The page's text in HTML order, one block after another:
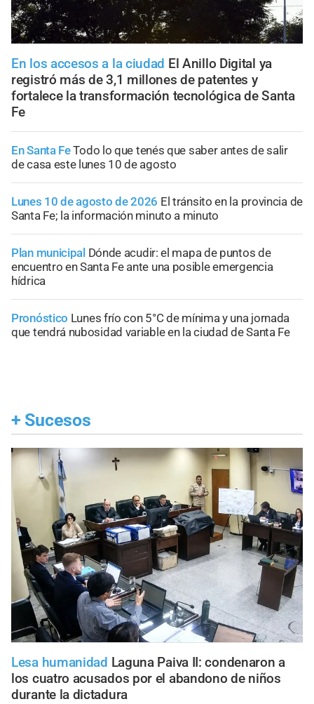
En los accesos a la ciudad El Anillo Digital ya
registró más de 3,1 millones de patentes y
fortalece la transformación tecnológica de Santa
Fe
En Santa FeTodo lo que tenés que saber antes de salir
de casa este lunes 10 de agosto
Lunes 10 de agosto de 2026 El tránsito en la provincia de
Santa Fe; la información minuto a minuto
Plan municipal Dónde acudir: el mapa de puntos de
encuentro en Santa Fe ante una posible emergencia
hídrica
Pronóstico Lunes frío con 5°C de mínima y una jornada
que tendrá nubosidad variable en la ciudad de Santa Fe
+ Sucesos
Lesa humanidad Laguna Paiva II: condenaron a
los cuatro acusados por el abandono de niños
durante la dictadura